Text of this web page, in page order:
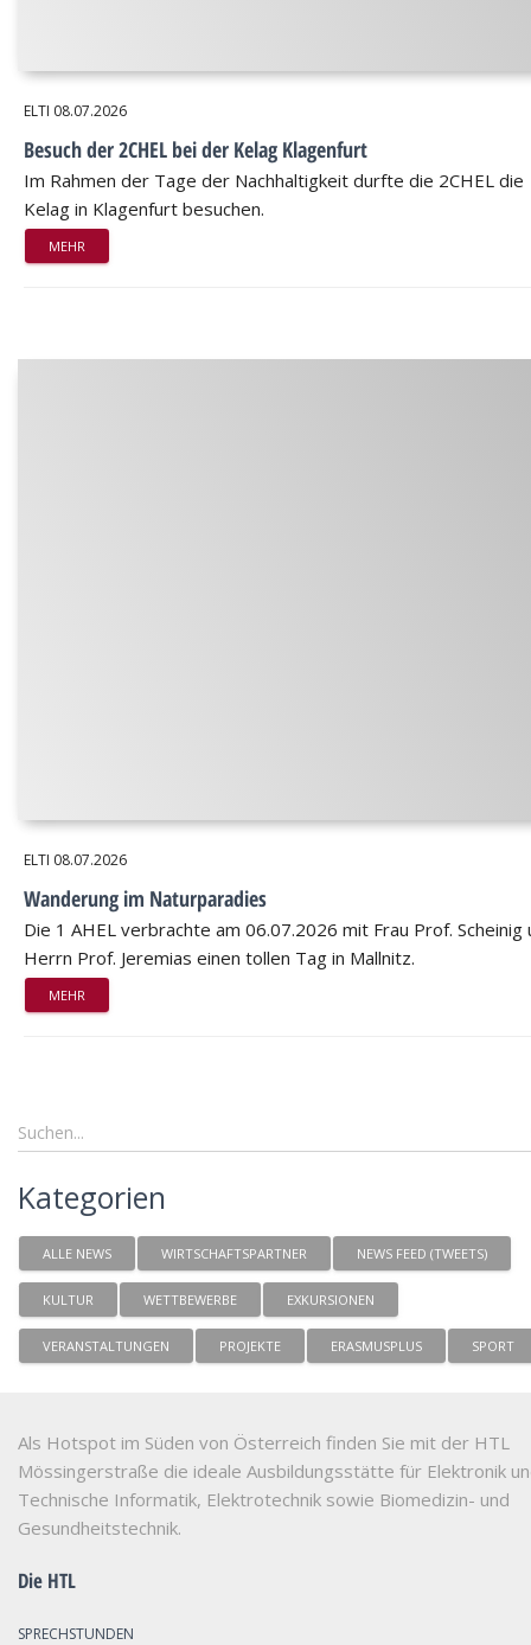
ELTI 08.07.2026
Besuch der 2CHEL bei der Kelag Klagenfurt
Im Rahmen der Tage der Nachhaltigkeit durfte die 2CHEL die
Kelag in Klagenfurt besuchen.
MEHR
ELTI 08.07.2026
Wanderung im Naturparadies
Die 1 AHEL verbrachte am 06.07.2026 mit Frau Prof. Scheinig
Herrn Prof. Jeremias einen tollen Tag in Mallnitz.
MEHR
Kategorien
ALLE NEWS WIRTSCHAFTSPARTNER NEWS FEED (TWEETS)
KULTUR WETTBEWERBE EXKURSIONEN
VERANSTALTUNGEN PROJEKTE ERASMUSPLUS SPORT
Als Hotspot im Süden von Österreich finden Sie mit der HTL
Mössingerstraße die ideale Ausbildungsstätte für Elektronik
Technische Informatik, Elektrotechnik sowie Biomedizin- und
Gesundheitstechnik.
Die HTL
SPRECHSTUNDEN